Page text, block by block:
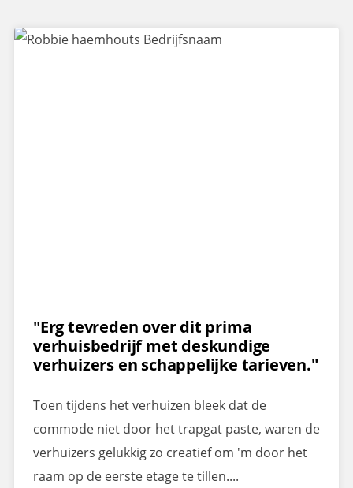
"Erg tevreden over dit prima
verhuisbedrijf met deskundige
verhuizers en schappelijke tarieven."
Toen tijdens het verhuizen bleek dat de
commode niet door het trapgat paste, waren de
verhuizers gelukkig zo creatief om 'm door het
raam op de eerste etage te tillen....